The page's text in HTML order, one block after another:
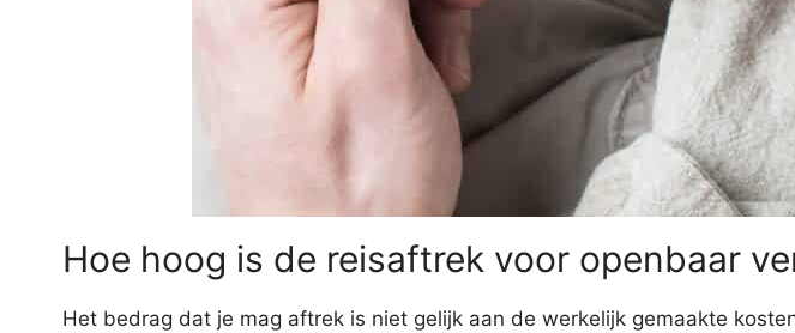
Hoe hoog is de reisaftrek voor openbaar
Het bedrag dat je mag aftrek is niet gelijk aan de werkelijk gemaakte